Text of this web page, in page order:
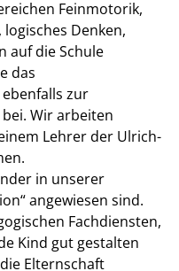
Feinmotorik,
Denken,
auf die Schule
das
zur
Wir arbeiten
Lehrer der Ulrich-
in unserer
angewiesen sind.
Fachdiensten,
Kind gut gestalten
Elternschaft